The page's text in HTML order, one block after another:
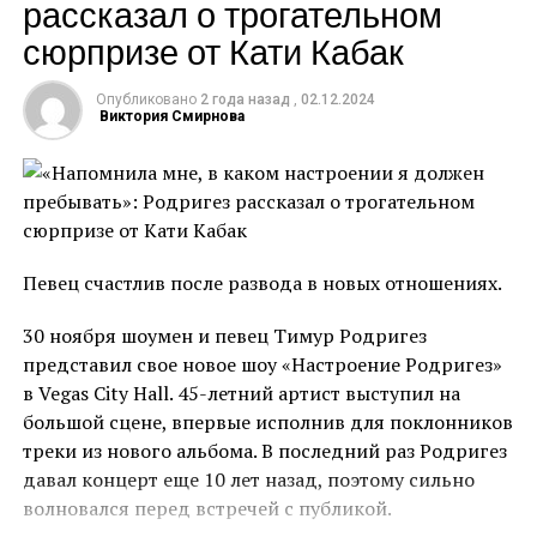
испытание за весь проект»,‒ рассказала Мамаева
Экс-участница шоу «Сокровища императора»
призналась, что безумно хотела есть, но даже через
силу не смогла проглотить пару кусочков. Модель
стоял среди угощений. Стоит отметить, что
большую часть времени участники голодали или
питались очень маленькими порциями, поэтому
тяжёлым для Мамаевой.
К слову, участие в реалити-шоу не прошло для
Мамаевой бесследно: по возвращении домой ей
пришлось всерьёз заняться своим здоровьем. Из-за
постоянного голода, который испытывали
участники в Колумбии, у Аланы развилось пищевое
расстройство. Вернувшись к своей обычной жизни,
она никак не могла отделаться от мысли, что еды
рассказал о трогательном
сюрпризе от Кати Кабак
Опубликовано 2 года назад , 02.12.2024
Виктория Смирнова
Певец счастлив после развода в новых отношениях.
30 ноября шоумен и певец Тимур Родригез
представил свое новое шоу «Настроение Родригез»
в Vegas City Hall. 45-летний артист выступил на
большой сцене, впервые исполнив для поклонников
треки из нового альбома. В последний раз Родригез
давал концерт еще 10 лет назад, поэтому сильно
волновался перед встречей с публикой.